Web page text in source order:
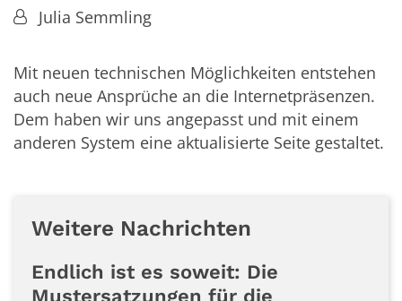
Von:Julia Semmling
Mit neuen technischen Möglichkeiten entstehen
auch neue Ansprüche an die Internetpräsenzen.
Dem haben wir uns angepasst und mit einem
anderen System eine aktualisierte Seite gestaltet.
Weitere Nachrichten
Endlich ist es soweit: Die
Mustersatzungen für die